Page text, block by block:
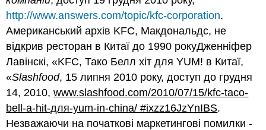
http://www.answers.com/topic/kfc-corporation.
Американський архів KFC, Макдональдс, не
відкрив ресторан в Китаї до 1990 рокуДженніфер
Лавінскі, «KFC, Тако Белл хіт для YUM! в Китаї,
«Slashfood, 15 липня 2010 року, доступ до грудня
14, 2010,www.slashfood.com/2010/07/15/kfc-taco-
bell-a-hit-для-yum-in-china/ #ixzz16JzYnIBS.
Незважаючи на початкові маркетингові помилки -